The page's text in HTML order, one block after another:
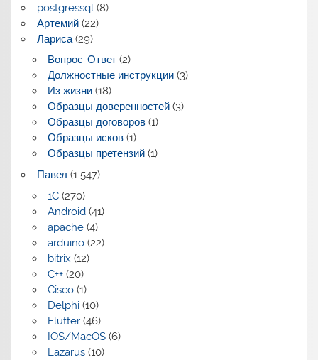
postgressql(8)
Артемий(22)
Лариса(29)
Вопрос-Ответ(2)
Должностные инструкции(3)
Из жизни(18)
Образцы доверенностей(3)
Образцы договоров(1)
Образцы исков(1)
Образцы претензий(1)
Павел (1 547)
1C(270)
Android(41)
apache(4)
arduino(22)
bitrix (12)
C++(20)
Cisco(1)
Delphi(10)
Flutter(46)
IOS/MacOS(6)
Lazarus(10)